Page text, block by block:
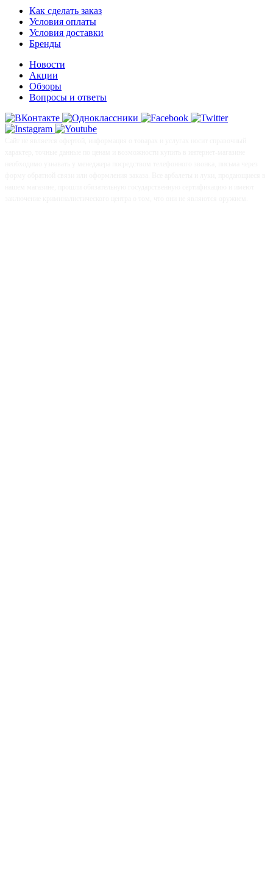
Как сделать заказ
Условия оплаты
Условия доставки
Бренды
Новости
Акции
Обзоры
Вопросы и ответы